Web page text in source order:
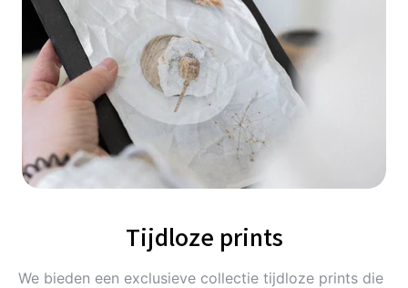
Tijdloze prints
We bieden een exclusieve collectie tijdloze prints die